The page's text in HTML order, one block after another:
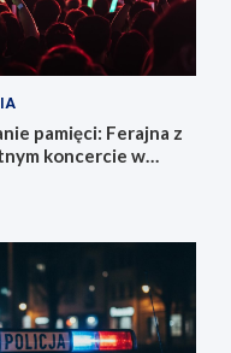
pamięci: Ferajna z
koncercie w